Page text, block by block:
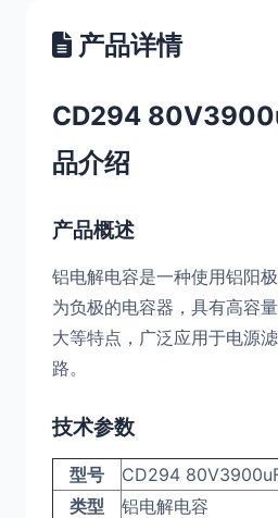
产品详情
CD294
品介绍
产品概述
铝电解电容是一种使用铝阳
为负极的电容器，具有高容
大等特点，广泛应用于电源
路。
技术参数
型号
CD294
类型
铝电解电容